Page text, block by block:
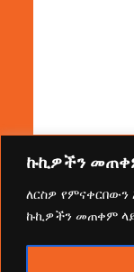
ኩኪዎችን
ለርስዎ
ኩኪዎችን መጠቀም